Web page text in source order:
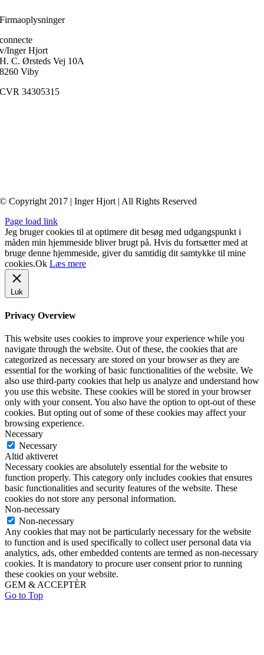
Firmaoplysninger
connecte
v/Inger Hjort
H. C. Ørsteds Vej 10A
8260 Viby
CVR 34305315
© Copyright 2017 | Inger Hjort | All Rights Reserved
Page load link
Jeg bruger cookies til at optimere dit besøg med udgangspunkt i
måden min hjemmeside bliver brugt på. Hvis du fortsætter med at
bruge denne hjemmeside, giver du samtidig dit samtykke til mine
cookies.Ok Læs mere
Luk
Privacy Overview
This website uses cookies to improve your experience while you
navigate through the website. Out of these, the cookies that are
categorized as necessary are stored on your browser as they are
essential for the working of basic functionalities of the website. We
also use third-party cookies that help us analyze and understand how
you use this website. These cookies will be stored in your browser
only with your consent. You also have the option to opt-out of these
cookies. But opting out of some of these cookies may affect your
browsing experience.
Necessary
Necessary
Altid aktiveret
Necessary cookies are absolutely essential for the website to
function properly. This category only includes cookies that ensures
basic functionalities and security features of the website. These
cookies do not store any personal information.
Non-necessary
Non-necessary
Any cookies that may not be particularly necessary for the website
to function and is used specifically to collect user personal data via
analytics, ads, other embedded contents are termed as non-necessary
cookies. It is mandatory to procure user consent prior to running
these cookies on your website.
GEM & ACCEPTÈR
Go to Top